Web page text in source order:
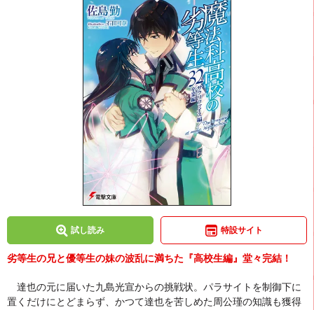
試し読み 特設サイト
劣等生の兄と優等生の妹の波乱に満ちた『高校生編』堂々完結！
達也の元に届いた九島光宣からの挑戦状。パラサイトを制御下に
置くだけにとどまらず、かつて達也を苦しめた周公瑾の知識も獲得